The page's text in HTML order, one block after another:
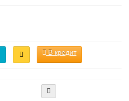
В кредит